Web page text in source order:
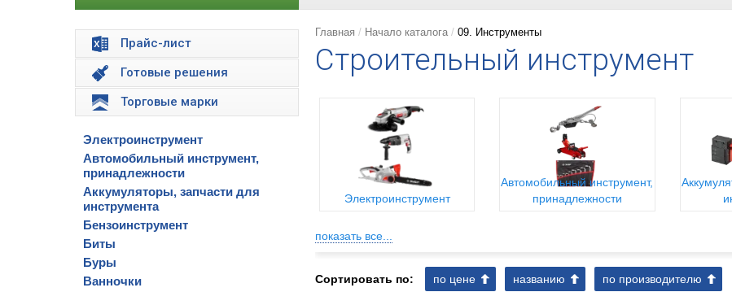
Прайс-лист
Готовые решения
Торговые марки
Электроинструмент
Автомобильный инструмент,
принадлежности
Аккумуляторы, запчасти для
инструмента
Бензоинструмент
Биты
Буры
Ванночки
Главная Начало каталога 09. Инструменты
Строительный инструмент
Электроинструмент
Автомобильный инструмент,
принадлежности
показать все...
Сортировать по: по цене названию по производителю